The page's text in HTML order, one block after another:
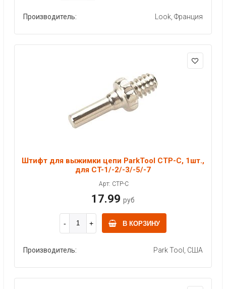
Производитель: Look, Франция
Штифт для выжимки цепи ParkTool CTP-C, 1шт.,
для CT-1/-2/-3/-5/-7
Арт: CTP-C
17.99 руб
В КОРЗИНУ
Производитель: Park Tool, США